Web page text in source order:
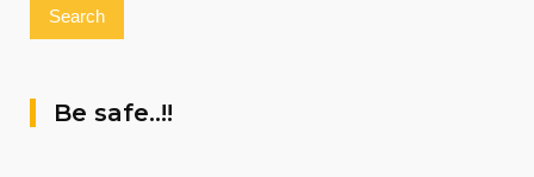
Be safe..!!